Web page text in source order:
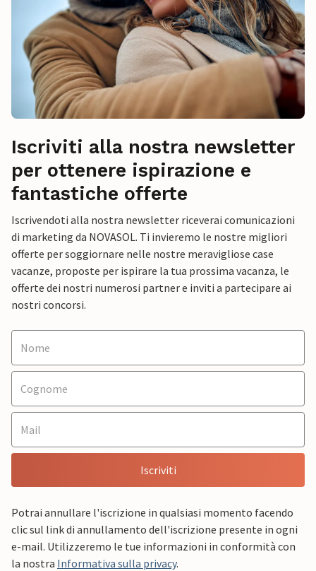
Iscriviti alla nostra newsletter
per ottenere ispirazione e
fantastiche offerte
Iscrivendoti alla nostra newsletter riceverai comunicazioni
di marketing da NOVASOL. Ti invieremo le nostre migliori
offerte per soggiornare nelle nostre meravigliose case
vacanze, proposte per ispirare la tua prossima vacanza, le
offerte dei nostri numerosi partner e inviti a partecipare ai
nostri concorsi.
Iscriviti
Potrai annullare l'iscrizione in qualsiasi momento facendo
clic sul link di annullamento dell'iscrizione presente in ogni
e-mail. Utilizzeremo le tue informazioni in conformità con
la nostra Informativa sulla privacy.